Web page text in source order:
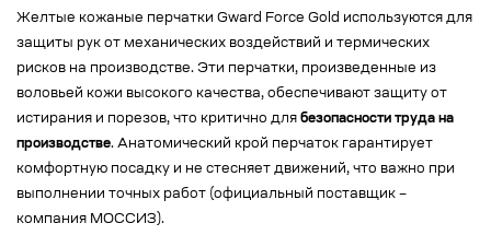
Желтые кожаные перчатки Gward Force Gold используются для
защиты рук от механических воздействий и термических
рисков на производстве. Эти перчатки, произведенные из
воловьей кожи высокого качества, обеспечивают защиту от
истирания и порезов, что критично для безопасности труда на
производстве. Анатомический крой перчаток гарантирует
комфортную посадку и не стесняет движений, что важно при
выполнении точных работ (официальный поставщик –
компания МОССИЗ).